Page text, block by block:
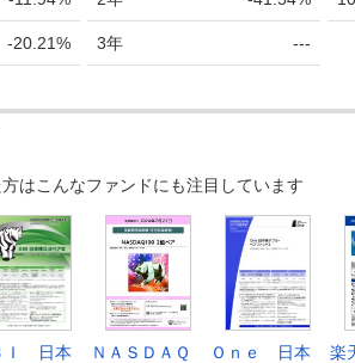
-20.21% 3年 ---
はこんなファンドにも注目しています
Ｉ 日本
ＮＡＳＤＡＱ
Ｏｎｅ 日本
楽